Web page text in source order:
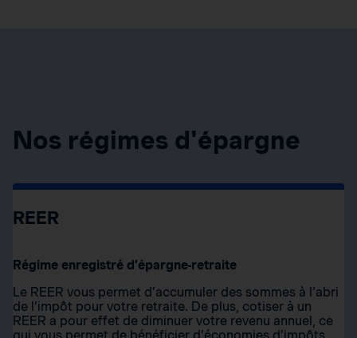
Nos régimes d'épargne
REER
Régime enregistré d’épargne-retraite
Le REER vous permet d’accumuler des sommes à l’abri
de l’impôt pour votre retraite. De plus, cotiser à un
REER a pour effet de diminuer votre revenu annuel, ce